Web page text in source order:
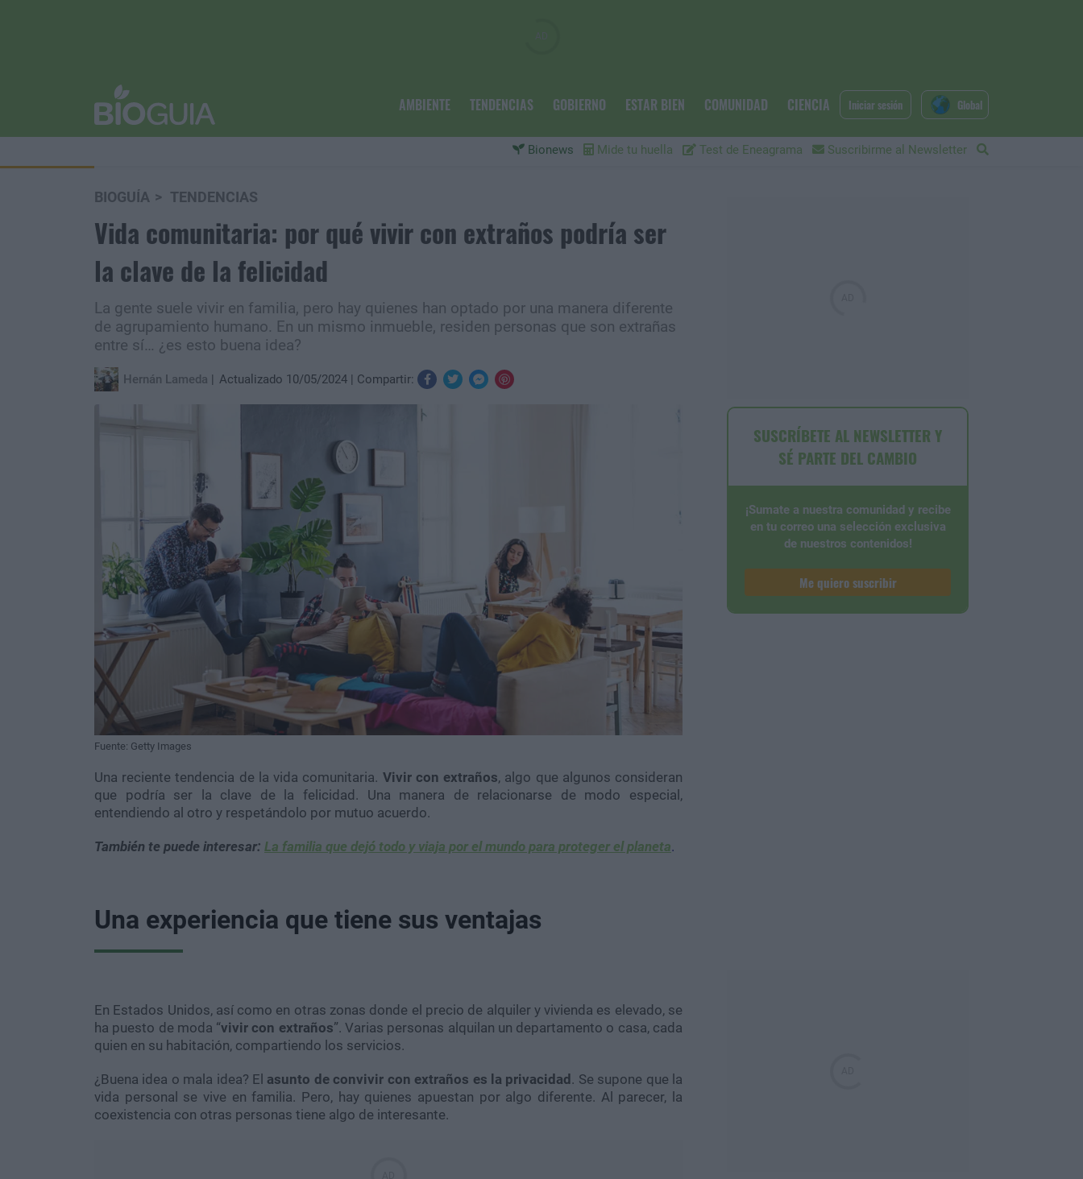
AMBIENTE TENDENCIAS GOBIERNO ESTAR BIEN COMUNIDAD CIENCIA
Bionews Mide tu huella Test de Eneagrama Suscribirme al Newsletter
Iniciar sesión Global
BIOGUÍA TENDENCIAS
Vida comunitaria: por qué vivir con extraños podría ser
la clave de la felicidad
La gente suele vivir en familia, pero hay quienes han optado por una manera diferente
de agrupamiento humano. En un mismo inmueble, residen personas que son extrañas
entre sí… ¿es esto buena idea?
Hernán Lameda Actualizado 10/05/2024 Compartir:
Fuente: Getty Images
Una reciente tendencia de la vida comunitaria. Vivir con extraños, algo que algunos consideran
que podría ser la clave de la felicidad. Una manera de relacionarse de modo especial,
entendiendo al otro y respetándolo por mutuo acuerdo.
También te puede interesar: La familia que dejó todo y viaja por el mundo para proteger el planeta.
Una experiencia que tiene sus ventajas
En Estados Unidos, así como en otras zonas donde el precio de alquiler y vivienda es elevado, se
ha puesto de moda “vivir con extraños”. Varias personas alquilan un departamento o casa, cada
quien en su habitación, compartiendo los servicios.
¿Buena idea o mala idea? El asunto de convivir con extraños es la privacidad. Se supone que la
vida personal se vive en familia. Pero, hay quienes apuestan por algo diferente. Al parecer, la
coexistencia con otras personas tiene algo de interesante.
SUSCRÍBETE AL NEWSLETTER Y
SÉ PARTE DEL CAMBIO
¡Sumate a nuestra comunidad y recibe
en tu correo una selección exclusiva
de nuestros contenidos!
Me quiero suscribir